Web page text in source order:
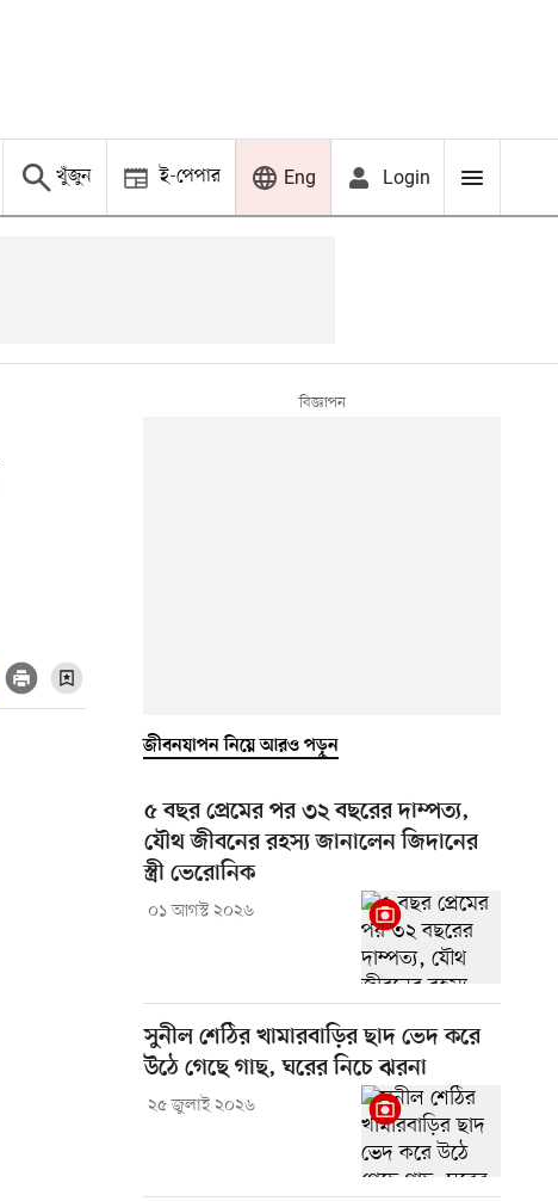
খুঁজুন ই-পেপার Eng Login
জীবনযাপন নিয়ে আরও পড়ুন
৫ বছর প্রেমের পর ৩২ বছরের দাম্পত্য,
যৌথ জীবনের রহস্য জানালেন জিদানের
স্ত্রী ভেরোনিক
০১ আগস্ট ২০২৬
সুনীল শেঠির খামারবাড়ির ছাদ ভেদ করে
উঠে গেছে গাছ, ঘরের নিচে ঝরনা
২৫ জুলাই ২০২৬